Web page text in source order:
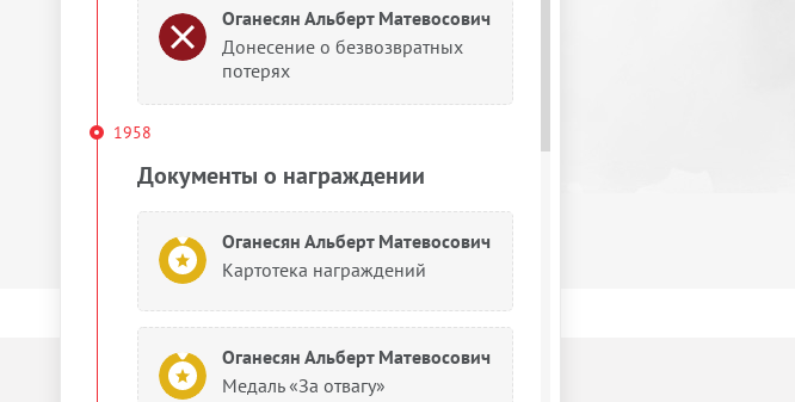
Оганесян Альберт Матевосович
Донесение о безвозвратных
потерях
1958
Документы о награждении
Оганесян Альберт Матевосович
Картотека награждений
Оганесян Альберт Матевосович
Медаль «За отвагу»